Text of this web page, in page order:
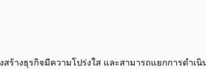
างธุรกิจมีความโปร่งใส และสามารถแยกการดำเนิ